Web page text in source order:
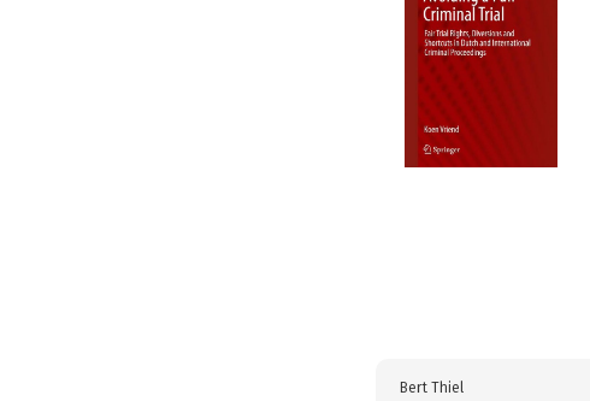
Bert Thiel